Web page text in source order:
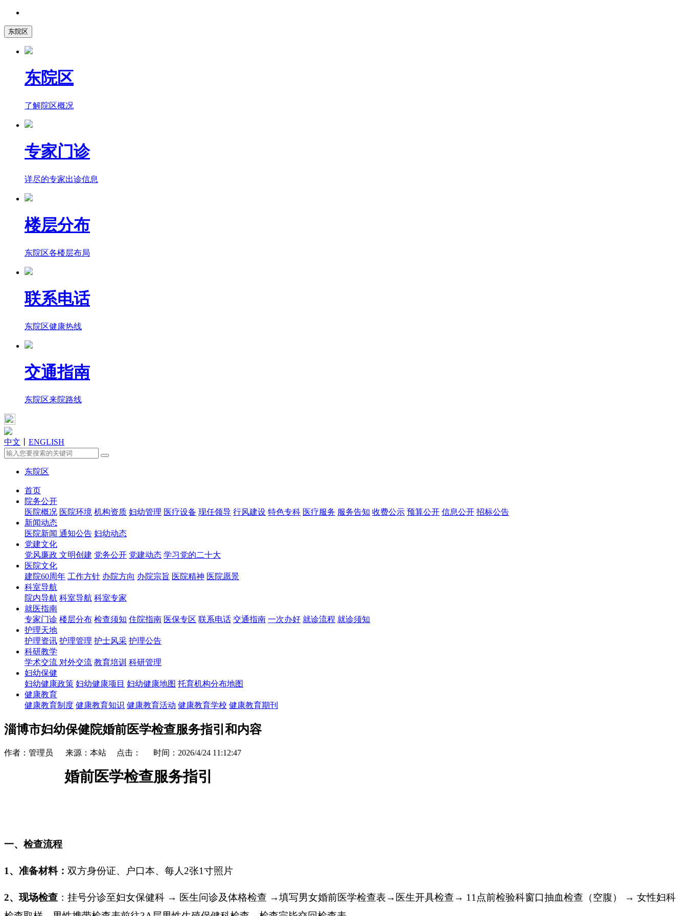
东院区
东院区
了解院区概况
专家门诊
详尽的专家出诊信息
楼层分布
东院区各楼层布局
联系电话
东院区健康热线
交通指南
东院区来院路线
中文 ENGLISH
东院区
首页
院务公开
医院概况 医院环境 机构资质 妇幼管理 医疗设备 现任领导 行风建设 特色专科 医疗服务 服务告知 收费公示 预算公开 信息公开 招标公告
新闻动态
医院新闻 通知公告 妇幼动态
党建文化
党风廉政 文明创建 党务公开 党建动态 学习党的二十大
医院文化
建院60周年 工作方针 办院方向 办院宗旨 医院精神 医院愿景
科室导航
院内导航 科室导航 科室专家
就医指南
专家门诊 楼层分布 检查须知 住院指南 医保专区 联系电话 交通指南 一次办好 就诊流程 就诊须知
护理天地
护理资讯 护理管理 护士风采 护理公告
科研教学
学术交流 对外交流 教育培训 科研管理
妇幼保健
妇幼健康政策 妇幼健康项目 妇幼健康地图 托育机构分布地图
健康教育
健康教育制度 健康教育知识 健康教育活动 健康教育学校 健康教育期刊
淄博市妇幼保健院婚前医学检查服务指引和内容
作者：管理员 来源：本站 点击： 时间：2026/4/24 11:12:47
婚前医学检查服务指引
一、检查流程
1、 准备材料： 双方身份证、户口本、每人 2张1寸照片
2、现场检查 ：挂号分诊至妇女保健科 → 医生问诊及体格检查 →填写男女婚前医学检查表→ 医生开具检查→ 11点前检验科窗口抽血检查 （空腹）
→ 女性妇科